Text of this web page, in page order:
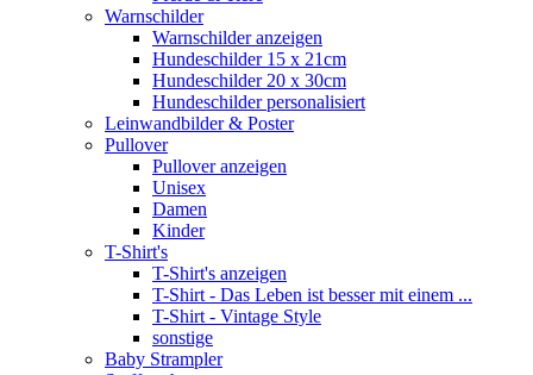
Warnschilder
Warnschilder anzeigen
Hundeschilder 15 x 21cm
Hundeschilder 20 x 30cm
Hundeschilder personalisiert
Leinwandbilder & Poster
Pullover
Pullover anzeigen
Unisex
Damen
Kinder
T-Shirt's
T-Shirt's anzeigen
T-Shirt - Das Leben ist besser mit einem ...
T-Shirt - Vintage Style
sonstige
Baby Strampler